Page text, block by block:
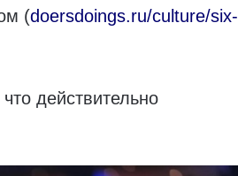
(doersdoings.ru/culture/six-
действительно